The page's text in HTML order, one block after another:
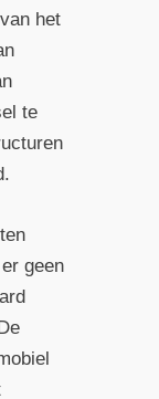
het
te
geen